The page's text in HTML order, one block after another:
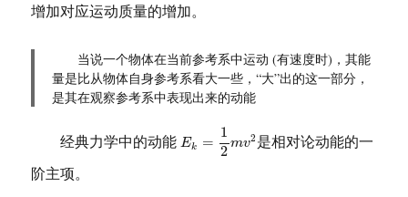
增加对应运动质量的增加。
当说一个物体在当前参考系中运动 (有速度时)，其能
量是比从物体自身参考系看大一些，“大”出的这一部分，
是其在观察参考系中表现出来的动能
经典力学中的动能 Ek =
1
2 mv2
m
是相对论动能的一
阶主项。